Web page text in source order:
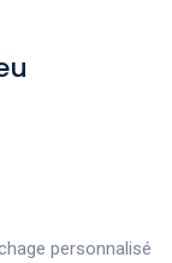
personnalisé